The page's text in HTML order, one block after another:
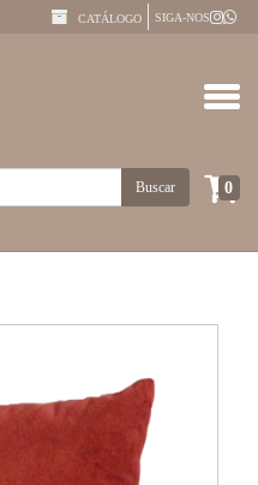
CATÁLOGO SIGA-NOS
Buscar 0